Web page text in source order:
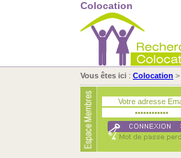
Colocation
Vous êtes ici : Colocation >